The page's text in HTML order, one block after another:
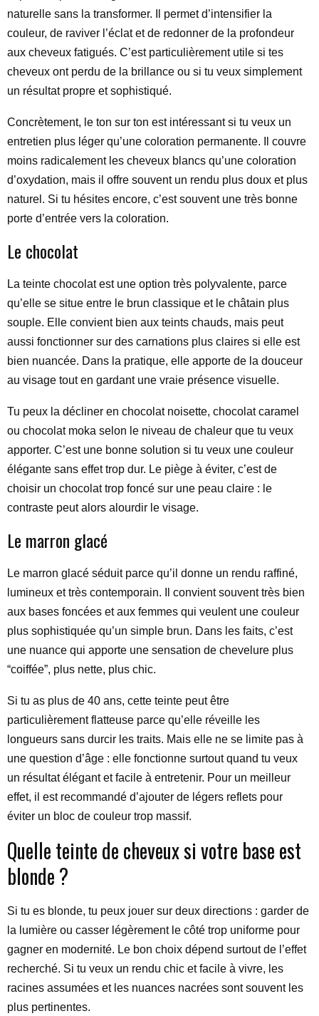
naturelle sans la transformer. Il permet d’intensifier la
couleur, de raviver l’éclat et de redonner de la profondeur
aux cheveux fatigués. C’est particulièrement utile si tes
cheveux ont perdu de la brillance ou si tu veux simplement
un résultat propre et sophistiqué.
Concrètement, le ton sur ton est intéressant si tu veux un
entretien plus léger qu’une coloration permanente. Il couvre
moins radicalement les cheveux blancs qu’une coloration
d’oxydation, mais il offre souvent un rendu plus doux et plus
naturel. Si tu hésites encore, c’est souvent une très bonne
porte d’entrée vers la coloration.
Le chocolat
La teinte chocolat est une option très polyvalente, parce
qu’elle se situe entre le brun classique et le châtain plus
souple. Elle convient bien aux teints chauds, mais peut
aussi fonctionner sur des carnations plus claires si elle est
bien nuancée. Dans la pratique, elle apporte de la douceur
au visage tout en gardant une vraie présence visuelle.
Tu peux la décliner en chocolat noisette, chocolat caramel
ou chocolat moka selon le niveau de chaleur que tu veux
apporter. C’est une bonne solution si tu veux une couleur
élégante sans effet trop dur. Le piège à éviter, c’est de
choisir un chocolat trop foncé sur une peau claire : le
contraste peut alors alourdir le visage.
Le marron glacé
Le marron glacé séduit parce qu’il donne un rendu raffiné,
lumineux et très contemporain. Il convient souvent très bien
aux bases foncées et aux femmes qui veulent une couleur
plus sophistiquée qu’un simple brun. Dans les faits, c’est
une nuance qui apporte une sensation de chevelure plus
“coiffée”, plus nette, plus chic.
Si tu as plus de 40 ans, cette teinte peut être
particulièrement flatteuse parce qu’elle réveille les
longueurs sans durcir les traits. Mais elle ne se limite pas à
une question d’âge : elle fonctionne surtout quand tu veux
un résultat élégant et facile à entretenir. Pour un meilleur
effet, il est recommandé d’ajouter de légers reflets pour
éviter un bloc de couleur trop massif.
Quelle teinte de cheveux si votre base est
blonde ?
Si tu es blonde, tu peux jouer sur deux directions : garder de
la lumière ou casser légèrement le côté trop uniforme pour
gagner en modernité. Le bon choix dépend surtout de l’effet
recherché. Si tu veux un rendu chic et facile à vivre, les
racines assumées et les nuances nacrées sont souvent les
plus pertinentes.